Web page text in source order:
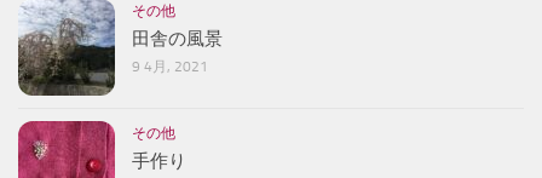
その他
田舎の風景
9 4月, 2021
その他
手作り